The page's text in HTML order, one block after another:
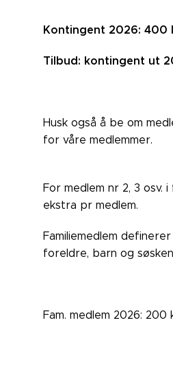
Kontingent 2026: 400
Tilbud: kontingent ut
Husk også å be om
for våre medlemmer.
For medlem nr 2, 3 osv.
ekstra pr medlem.
Familiemedlem
foreldre, barn og
Fam. medlem 2026: 200